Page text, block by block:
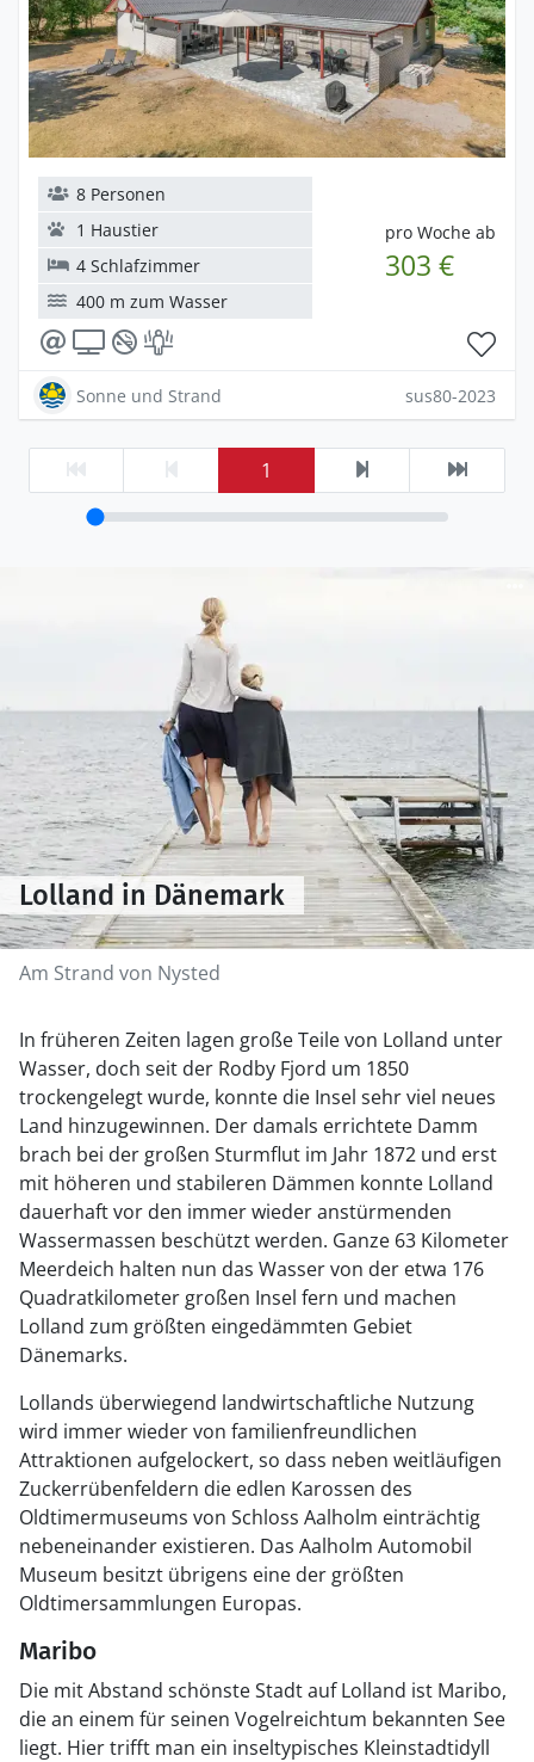
pro Woche ab
303 €
8 Personen
1 Haustier
4 Schlafzimmer
400 m zum Wasser
Sonne und Strand sus80-2023
1
Am Strand von Nysted
Lolland in Dänemark
In früheren Zeiten lagen große Teile von Lolland unter
Wasser, doch seit der Rodby Fjord um 1850
trockengelegt wurde, konnte die Insel sehr viel neues
Land hinzugewinnen. Der damals errichtete Damm
brach bei der großen Sturmflut im Jahr 1872 und erst
mit höheren und stabileren Dämmen konnte Lolland
dauerhaft vor den immer wieder anstürmenden
Wassermassen beschützt werden. Ganze 63 Kilometer
Meerdeich halten nun das Wasser von der etwa 176
Quadratkilometer großen Insel fern und machen
Lolland zum größten eingedämmten Gebiet
Dänemarks.
Lollands überwiegend landwirtschaftliche Nutzung
wird immer wieder von familienfreundlichen
Attraktionen aufgelockert, so dass neben weitläufigen
Zuckerrübenfeldern die edlen Karossen des
Oldtimermuseums von Schloss Aalholm einträchtig
nebeneinander existieren. Das Aalholm Automobil
Museum besitzt übrigens eine der größten
Oldtimersammlungen Europas.
Maribo
Die mit Abstand schönste Stadt auf Lolland ist Maribo,
die an einem für seinen Vogelreichtum bekannten See
liegt. Hier trifft man ein inseltypisches Kleinstadtidyll